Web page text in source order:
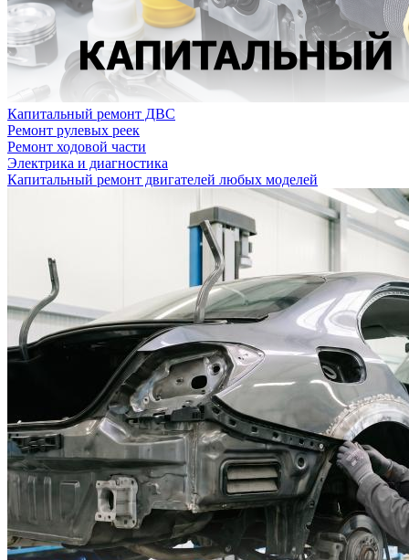
Капитальный ремонт ДВС
Ремонт рулевых реек
Ремонт ходовой части
Электрика и диагностика
Капитальный ремонт двигателей любых моделей